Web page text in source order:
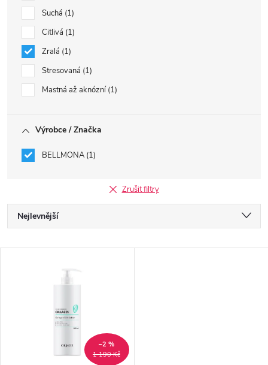
Suchá 1
Citlivá 1
Zralá 1
Stresovaná 1
Mastná až aknózní 1
Výrobce / Značka
BELLMONA 1
Zrušit filtry
Ř
a
Nejlevnější
1 190 Kč
–2 %